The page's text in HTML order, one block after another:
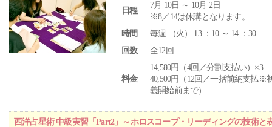
日程
7月 10日 ～ 10月 2日
※8／14は休講となります。
時間
毎週 （火 ） 13 ：10 ～ 14 ：30
回数
全12回
料金
14,580円（4回／分割支払い）×3
40,500円（12回／一括前納支払※
義開始前まで）
西洋占星術 中級実習「Part2」～ホロスコープ・リーディングの技術と